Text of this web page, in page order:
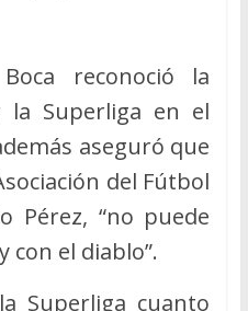
reconoció la
la Superliga en el
aseguró que
del Fútbol
Pérez, “no puede
con el diablo”.
Superliga cuanto